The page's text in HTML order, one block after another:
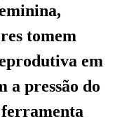
tomem
em
a pressão do